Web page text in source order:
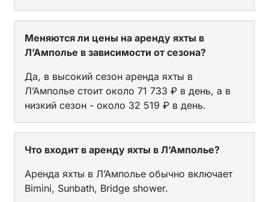
Меняются ли цены на аренду яхты в
Л’Амполье в зависимости от сезона?
Да, в высокий сезон аренда яхты в
Л’Амполье стоит около 71 733 ₽ в день, а в
низкий сезон - около 32 519 ₽ в день.
Что входит в аренду яхты в Л’Амполье?
Аренда яхты в Л’Амполье обычно включает
Bimini, Sunbath, Bridge shower.